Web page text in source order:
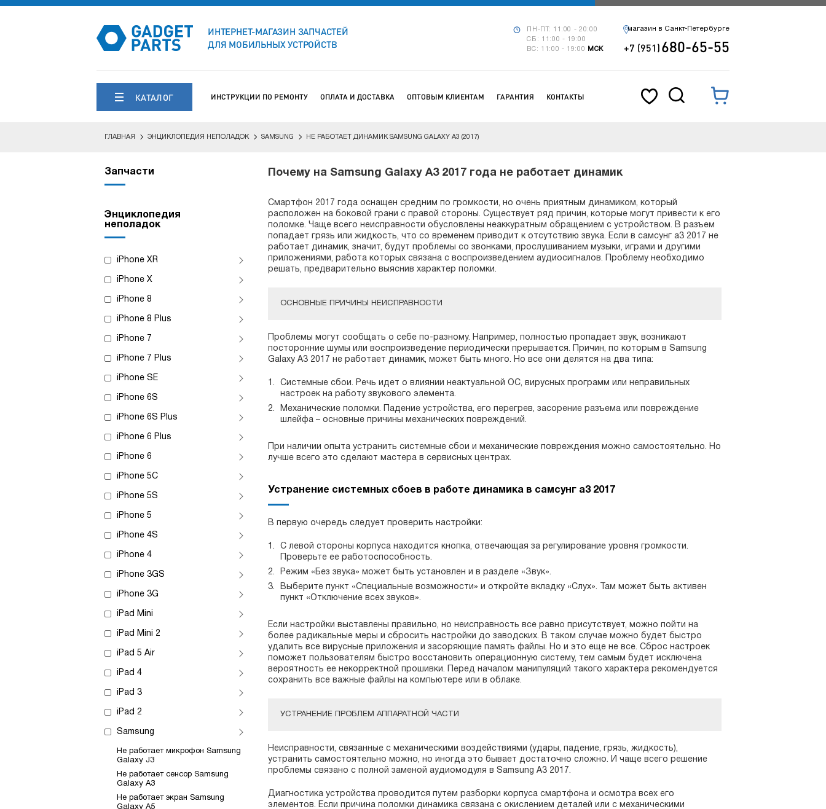
ИНТЕРНЕТ-МАГАЗИН ЗАПЧАСТЕЙ
ДЛЯ МОБИЛЬНЫХ УСТРОЙСТВ
ПН-ПТ: 11:00 - 20:00
СБ: 11:00 - 19:00
ВС: 11:00 - 19:00
МСК
магазин в Санкт-Петербурге
+7 (951)680-65-55
КАТАЛОГ ИНСТРУКЦИИ ПО РЕМОНТУ ОПЛАТА И ДОСТАВКА ОПТОВЫМ КЛИЕНТАМ ГАРАНТИЯ КОНТАКТЫ
ГЛАВНАЯ ЭНЦИКЛОПЕДИЯ НЕПОЛАДОК SAMSUNG НЕ РАБОТАЕТ ДИНАМИК SAMSUNG GALAXY A3 (2017)
Запчасти
Энциклопедия
неполадок
iPhone XR
iPhone X
iPhone 8
iPhone 8 Plus
iPhone 7
iPhone 7 Plus
iPhone SE
iPhone 6S
iPhone 6S Plus
iPhone 6 Plus
iPhone 6
iPhone 5C
iPhone 5S
iPhone 5
iPhone 4S
iPhone 4
iPhone 3GS
iPhone 3G
iPad Mini
iPad Mini 2
iPad 5 Air
iPad 4
iPad 3
iPad 2
Samsung
Не работает микрофон Samsung
Galaxy J3
Не работает сенсор Samsung
Galaxy A3
Не работает экран Samsung
Galaxy A5
Почему на Samsung Galaxy A3 2017 года не работает динамик
Смартфон 2017 года оснащен средним по громкости, но очень приятным динамиком, который
расположен на боковой грани с правой стороны. Существует ряд причин, которые могут привести к его
поломке. Чаще всего неисправности обусловлены неаккуратным обращением с устройством. В разъем
попадает грязь или жидкость, что со временем приводит к отсутствию звука. Если в самсунг а3 2017 не
работает динамик, значит, будут проблемы со звонками, прослушиванием музыки, играми и другими
приложениями, работа которых связана с воспроизведением аудиосигналов. Проблему необходимо
решать, предварительно выяснив характер поломки.
ОСНОВНЫЕ ПРИЧИНЫ НЕИСПРАВНОСТИ
Проблемы могут сообщать о себе по-разному. Например, полностью пропадает звук, возникают
посторонние шумы или воспроизведение периодически прерывается. Причин, по которым в Samsung
Galaxy A3 2017 не работает динамик, может быть много. Но все они делятся на два типа:
Системные сбои. Речь идет о влиянии неактуальной ОС, вирусных программ или неправильных
настроек на работу звукового элемента.
Механические поломки. Падение устройства, его перегрев, засорение разъема или повреждение
шлейфа – основные причины механических повреждений.
При наличии опыта устранить системные сбои и механические повреждения можно самостоятельно. Но
лучше всего это сделают мастера в сервисных центрах.
Устранение системных сбоев в работе динамика в самсунг а3 2017
В первую очередь следует проверить настройки:
С левой стороны корпуса находится кнопка, отвечающая за регулирование уровня громкости.
Проверьте ее работоспособность.
Режим «Без звука» может быть установлен и в разделе «Звук».
Выберите пункт «Специальные возможности» и откройте вкладку «Слух». Там может быть активен
пункт «Отключение всех звуков».
Если настройки выставлены правильно, но неисправность все равно присутствует, можно пойти на
более радикальные меры и сбросить настройки до заводских. В таком случае можно будет быстро
удалить все вирусные приложения и засоряющие память файлы. Но и это еще не все. Сброс настроек
поможет пользователям быстро восстановить операционную систему, тем самым будет исключена
вероятность ее некорректной прошивки. Перед началом манипуляций такого характера рекомендуется
сохранить все важные файлы на компьютере или в облаке.
УСТРАНЕНИЕ ПРОБЛЕМ АППАРАТНОЙ ЧАСТИ
Неисправности, связанные с механическими воздействиями (удары, падение, грязь, жидкость),
устранить самостоятельно можно, но иногда это бывает достаточно сложно. И чаще всего решение
проблемы связано с полной заменой аудиомодуля в Samsung A3 2017.
Диагностика устройства проводится путем разборки корпуса смартфона и осмотра всех его
элементов. Если причина поломки динамика связана с окислением деталей или с механическими